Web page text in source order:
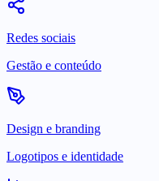
Redes sociais
Gestão e conteúdo
Design e branding
Logotipos e identidade